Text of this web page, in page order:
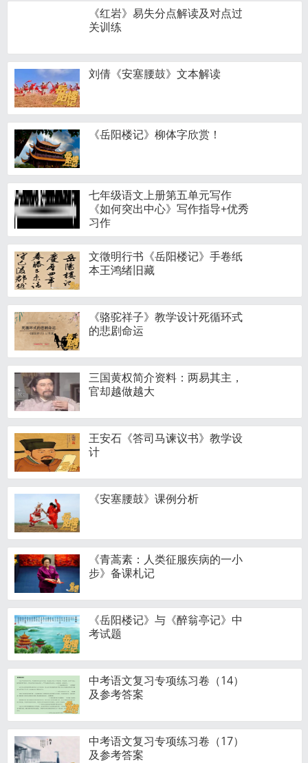
《红岩》易失分点解读及对点过
关训练
刘倩《安塞腰鼓》文本解读
《岳阳楼记》柳体字欣赏！
七年级语文上册第五单元写作
《如何突出中心》写作指导+优秀
习作
文徵明行书《岳阳楼记》手卷纸
本王鸿绪旧藏
《骆驼祥子》教学设计死循环式
的悲剧命运
三国黄权简介资料：两易其主，
官却越做越大
王安石《答司马谏议书》教学设
计
《安塞腰鼓》课例分析
《青蒿素：人类征服疾病的一小
步》备课札记
《岳阳楼记》与《醉翁亭记》中
考试题
中考语文复习专项练习卷（14）
及参考答案
中考语文复习专项练习卷（17）
及参考答案